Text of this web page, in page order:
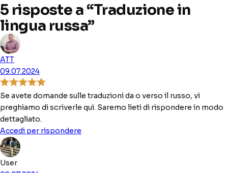
5 risposte a “Traduzione in
lingua russa”
ATT
09.07.2024
Se avete domande sulle traduzioni da o verso il russo, vi
preghiamo di scriverle qui. Saremo lieti di rispondere in modo
dettagliato.
Accedi per rispondere
User